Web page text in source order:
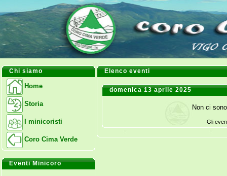
Chi siamo
Home
Storia
I minicoristi
Coro Cima Verde
Eventi Minicoro
Elenco eventi
domenica 13 aprile 2025
Non ci
Gli